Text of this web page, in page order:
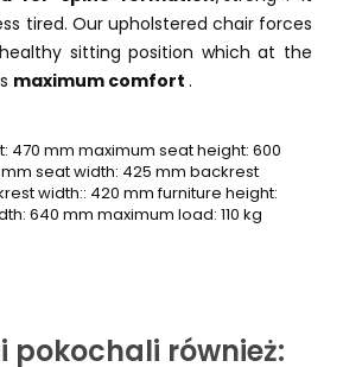
tired. Our upholstered chair forces
sitting position which at the
maximum comfort .
470 mm maximum seat height: 600
seat width: 425 mm backrest
width:: 420 mm furniture height:
640 mm maximum load: 110 kg
pokochali również: